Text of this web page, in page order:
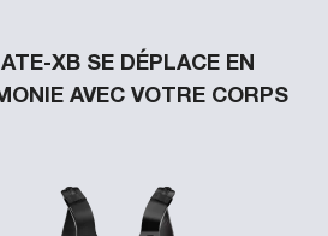
XB SE DÉPLACE EN
AVEC VOTRE CORPS